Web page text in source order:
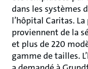
dans les systèmes
l’hôpital Caritas.
proviennent de la
et plus de 220
gamme de tailles.